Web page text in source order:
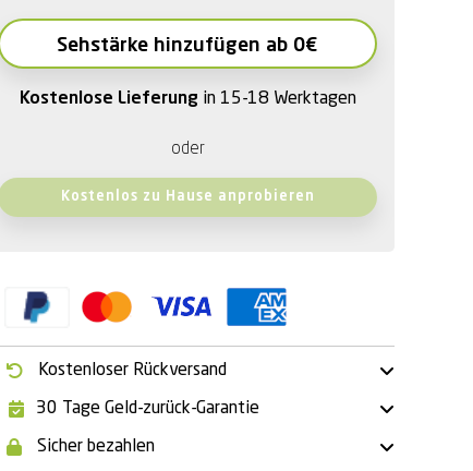
Sehstärke hinzufügen ab 0€
Kostenlose Lieferung in 15-18 Werktagen
oder
Kostenlos zu Hause anprobieren
Kostenloser Rückversand
30 Tage Geld-zurück-Garantie
Sicher bezahlen